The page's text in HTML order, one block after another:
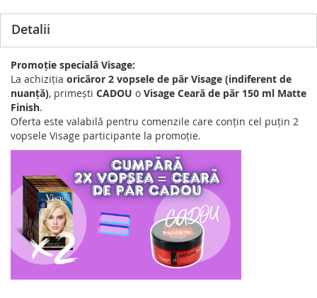
Detalii
Promoție specială Visage:
La achiziția oricăror 2 vopsele de păr Visage (indiferent de
nuanță), primești CADOU o Visage Ceară de păr 150 ml Matte
Finish.
Oferta este valabilă pentru comenzile care conțin cel puțin 2
vopsele Visage participante la promoție.